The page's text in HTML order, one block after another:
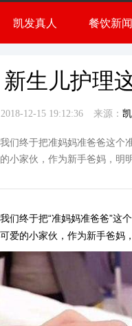
凯发真人
餐饮新闻
行业
生儿护理
12-15 19:12:36 来源：
们终于把准妈妈准爸爸这
小家伙，作为新手爸妈，明
们终于把“准妈妈准爸爸”这
爱的小家伙，作为新手爸